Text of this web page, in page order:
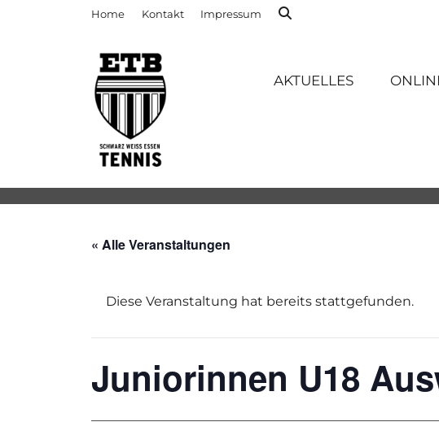
Home Kontakt Impressum
AKTUELLES
« Alle Veranstaltungen
Diese Veranstaltung hat bereits stattgefunden.
Juniorinnen U18